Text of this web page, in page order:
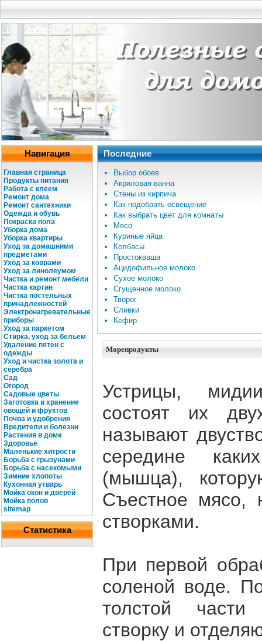
Навигация
Главная страница
Продукты питания
Работа с клеем
Ремонт дома
Ремонт сантехники
Одежда и обувь
Покраска пола
Уборка дома
Уборка квартиры
Уход за домашними
предметами
Уход за коврами
Уход за линолеумом
Чистка и ремонт мебели
Чистка картин
Чистка постельных
принадлежностей
Электронагревательные
приборы
Уход за паркетом
Стирка, уход за бельем
Удаление пятен с
одежды
Уход и чистка золота и
серебра
Сад
Огород
Садовые цветы
Заготовка и хранение
овощей и фруктов
Почва и удобрения
Вредители и болезни
Растения в доме
Здоровье
Маленькие хитрости
Борьба с грызунами
Борьба с насекомыми
Зимние хлопоты
Кухонная утварь
Мойка окон и дверей
Мойка полов
sitemap
Статистика
Последние
Выбор обоев
Акриловая ванна
Стены из кирпича
Как подобрать освещение
Как выбрать цвет для комнаты
Мясо
Куриные яйца
Колбасы
Простокваша
Ацидофильное молоко
Сухое молоко
Сгущенное молоко
Творог
Сливки
Кефир
Морепродукты
Устрицы,
состоят их
называют
середине
(мышца),
Съестное мясо,
створками.
При первой
соленой воде.
толстой части
створку и